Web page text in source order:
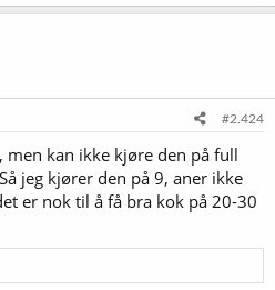
#2.424
men kan ikke kjøre den på full
jeg kjører den på 9, aner ikke
er nok til å få bra kok på 20-30